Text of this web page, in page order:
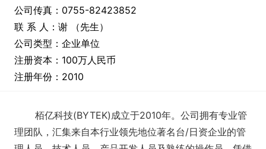
公司传真：0755-82423852
联 系 人：谢 （先生）
公司类型：企业单位
注册资本：100万人民币
注册年份：2010
栢亿科技(BYTEK)成立于2010年。公司拥有专业管
理团队，汇集来自本行业领先地位著名台/日资企业的管